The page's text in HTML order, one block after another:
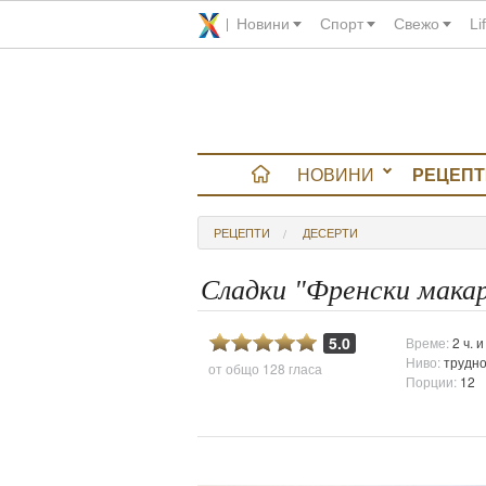
Новини Спорт Свежо
НОВИНИ
РЕЦЕПТИ ДЕСЕРТИ
Сладки "Френски
5.0
от общо 128 гласа
Време:2 ч.
Ниво:трудно
Порции: 12